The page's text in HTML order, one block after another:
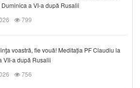
a VI-a după Rusalii
799
voastră, fie vouă! Meditația PF Claudiu la
VII-a după Rusalii
756